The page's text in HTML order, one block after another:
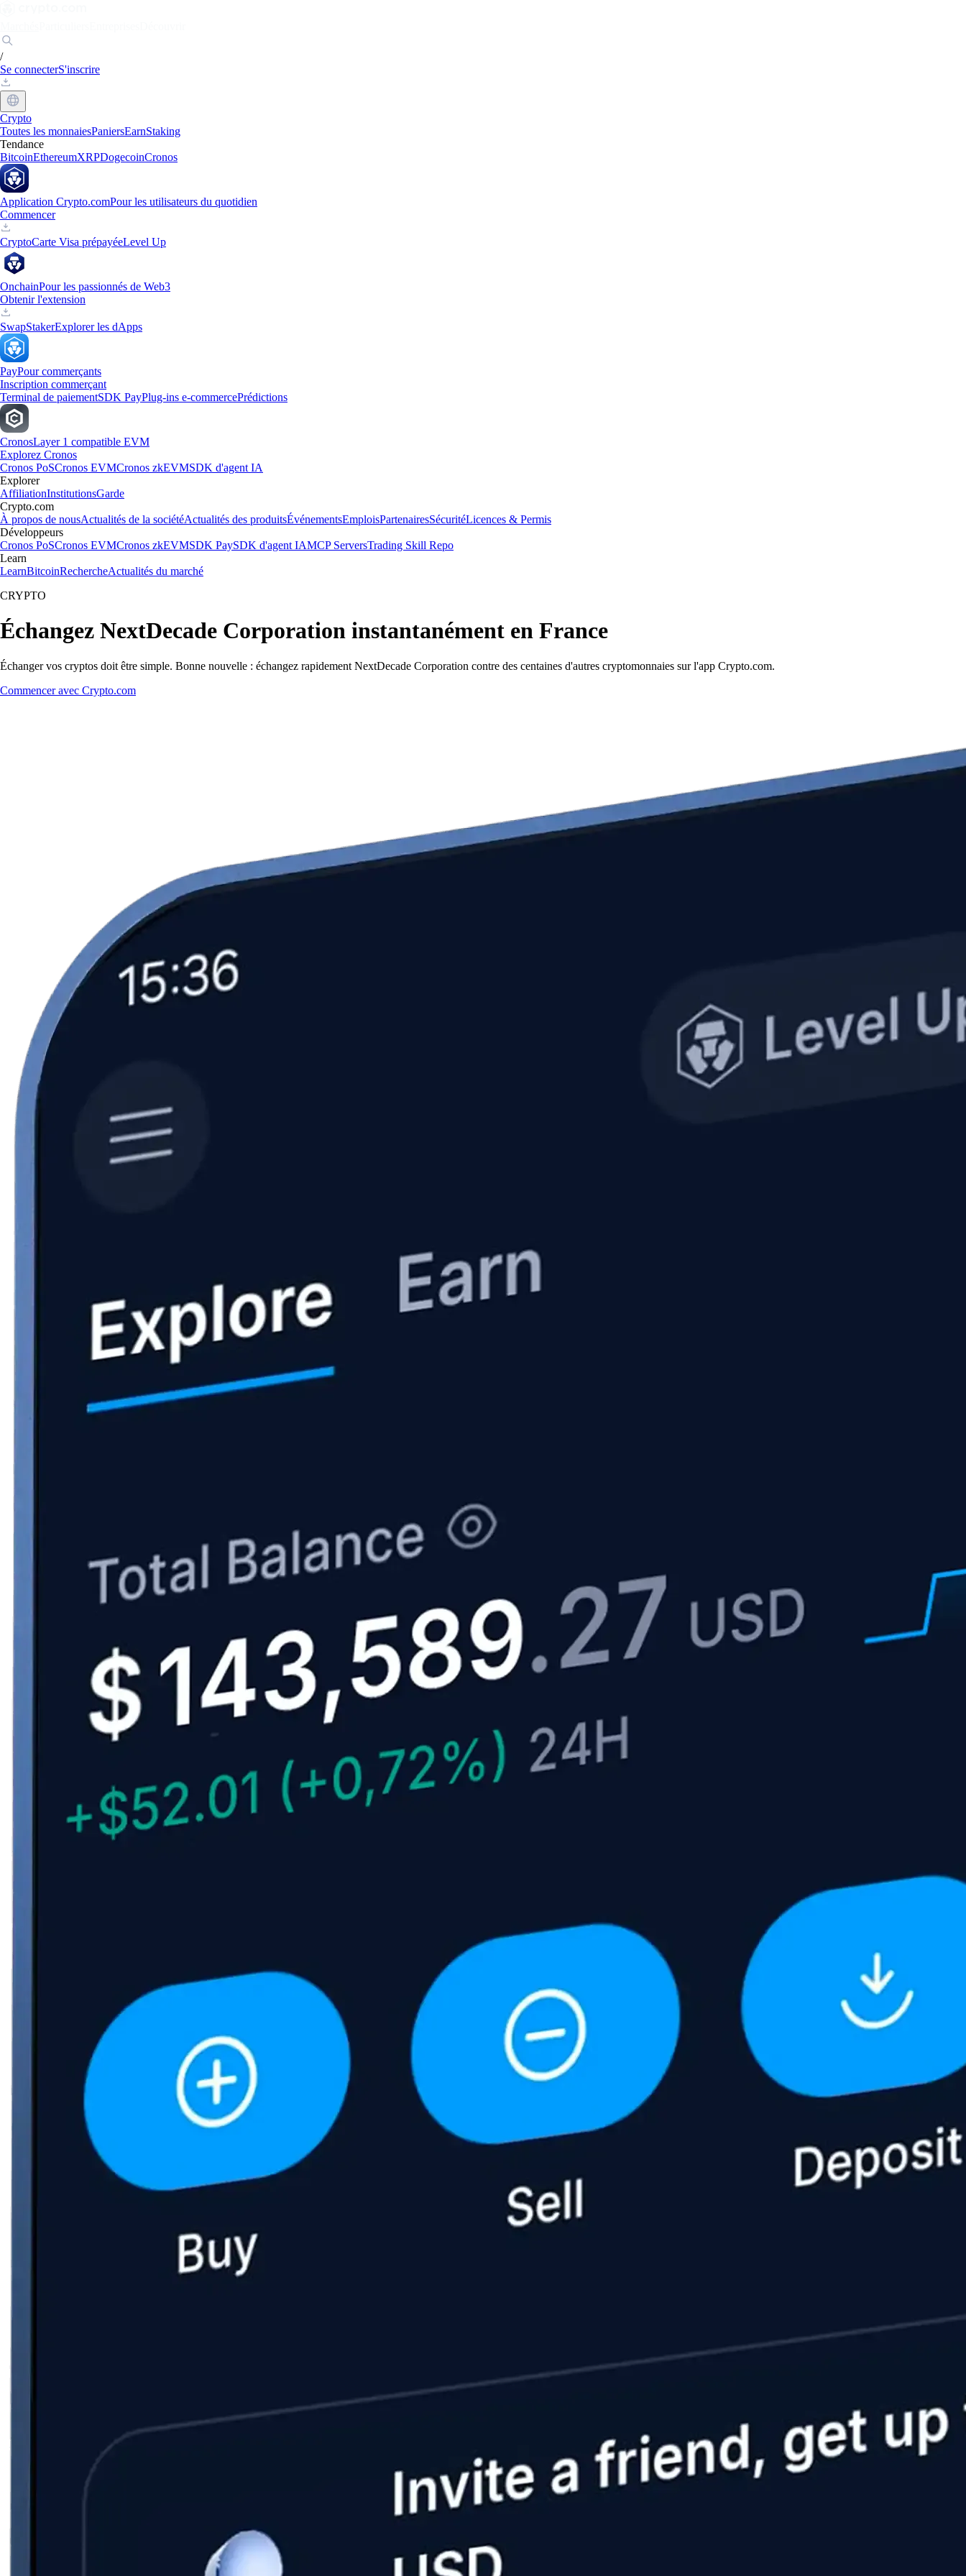
/
Se connecterS'inscrire
Crypto
Toutes les monnaiesPaniersEarnStaking
Tendance
BitcoinEthereumXRPDogecoinCronos
Application Crypto.comPour les utilisateurs du quotidien
Commencer
CryptoCarte Visa prépayéeLevel Up
OnchainPour les passionnés de Web3
Obtenir l'extension
SwapStakerExplorer les dApps
PayPour commerçants
Inscription commerçant
Terminal de paiementSDK PayPlug-ins e-commercePrédictions
CronosLayer 1 compatible EVM
Explorez Cronos
Cronos PoSCronos EVMCronos zkEVMSDK d'agent IA
Explorer
AffiliationInstitutionsGarde
Crypto.com
À propos de nousActualités de la sociétéActualités des produitsÉvénementsEmploisPartenairesSécuritéLicences & Permis
Développeurs
Cronos PoSCronos EVMCronos zkEVMSDK PaySDK d'agent IAMCP ServersTrading Skill Repo
Learn
LearnBitcoinRechercheActualités du marché
CRYPTO
Échangez NextDecade Corporation instantanément en France
Échanger vos cryptos doit être simple. Bonne nouvelle : échangez rapidement NextDecade Corporation contre des centaines d'autres cryptomonnaies sur l'app Crypto.com.
Commencer avec Crypto.com